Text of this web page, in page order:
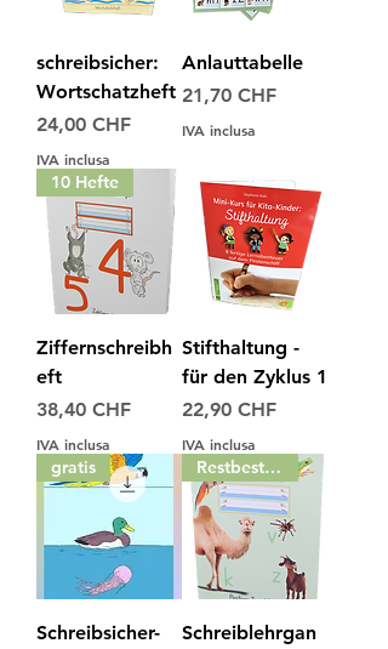
schreibsicher:
Wortschatzheft
Prezzo
24,00 CHF
IVA inclusa
Anlauttabelle
Prezzo
21,70 CHF
IVA inclusa
10 Hefte
Ziffernschreibh
eft
Prezzo
38,40 CHF
IVA inclusa
Stifthaltung -
für den Zyklus 1
Prezzo
22,90 CHF
IVA inclusa
gratis
Schreibsicher-
Restbestand
Schreiblehrgan